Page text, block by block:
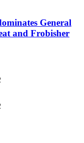
General
and Frobisher